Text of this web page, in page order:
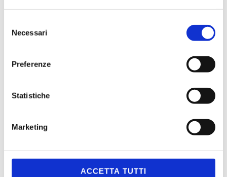
delNecessari
Preferenze
Statistiche
Marketing
ACCETTA TUTTI
Borsa di studio giovane musicista – Società dei Concerti di
ASPETTANDO L’ESTATE 2026
MENÙ